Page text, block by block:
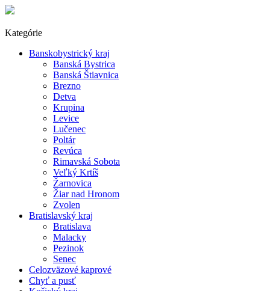
Kategórie
Banskobystrický kraj
Banská Bystrica
Banská Štiavnica
Brezno
Detva
Krupina
Levice
Lučenec
Poltár
Revúca
Rimavská Sobota
Veľký Krtíš
Žarnovica
Žiar nad Hronom
Zvolen
Bratislavský kraj
Bratislava
Malacky
Pezinok
Senec
Celozväzové kaprové
Chyť a pusť